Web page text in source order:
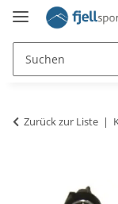
Zurück zur Liste